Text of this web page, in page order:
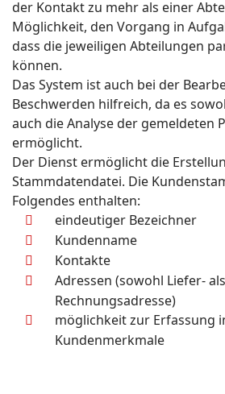
der Kontakt zu mehr als einer
Möglichkeit, den Vorgang in
dass die jeweiligen Abteilungen
können.
Das System ist auch bei der
Beschwerden hilfreich, da es
auch die Analyse der gemeldeten
ermöglicht.
Der Dienst ermöglicht die
Stammdatendatei. Die
Folgendes enthalten:
eindeutiger Bezeichner
Kundenname
Kontakte
Adressen (sowohl Liefer-
Rechnungsadresse)
möglichkeit zur Erfassung
Kundenmerkmale